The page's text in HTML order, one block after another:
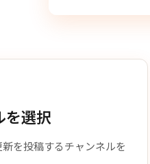
を選択
を投稿するチャンネルを